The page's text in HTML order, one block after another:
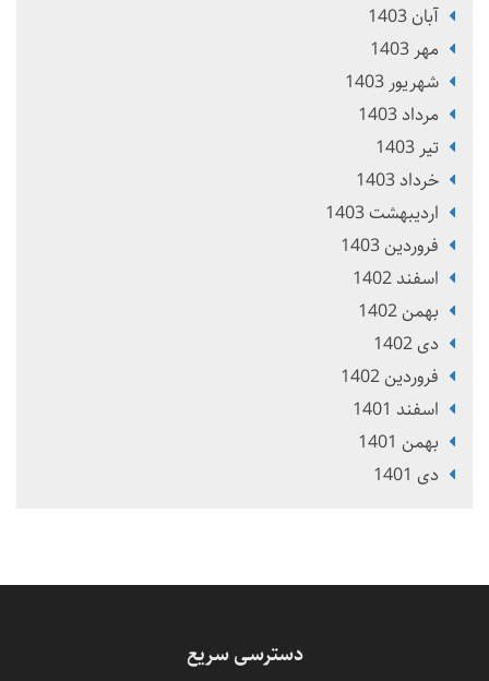
آبان 1403
مهر 1403
شهریور 1403
مرداد 1403
تير 1403
خرداد 1403
ارديبهشت 1403
فروردین 1403
اسفند 1402
بهمن 1402
دی 1402
فروردین 1402
اسفند 1401
بهمن 1401
دی 1401
دسترسی سریع